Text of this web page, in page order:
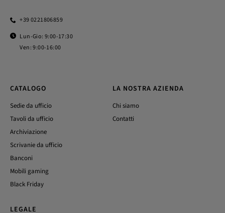
+39 0221806859
Lun-Gio: 9:00-17:30
Ven: 9:00-16:00
CATALOGO
Sedie da ufficio
Tavoli da ufficio
Archiviazione
Scrivanie da ufficio
Banconi
Mobili gaming
Black Friday
LA NOSTRA AZIENDA
Chi siamo
Contatti
LEGALE